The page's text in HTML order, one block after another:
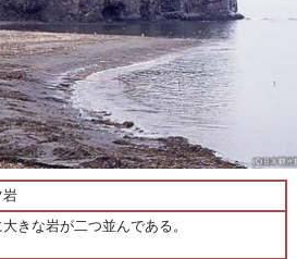
岩
きな岩が二つ並んである。